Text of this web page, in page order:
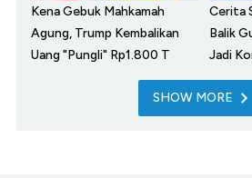
Kena Gebuk Mahkamah
Agung, Trump Kembalikan
Uang "Pungli" Rp1.800 T
Cerita
Balik
Jadi
SHOW MORE